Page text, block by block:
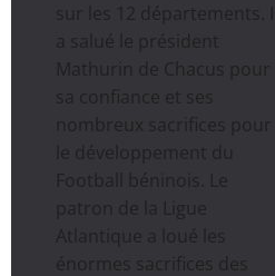
sur les 12 départements. Il
a salué le président
Mathurin de Chacus pour
sa confiance et ses
nombreux sacrifices pour
le développement du
Football béninois. Le
patron de la Ligue
Atlantique a loué les
énormes sacrifices des